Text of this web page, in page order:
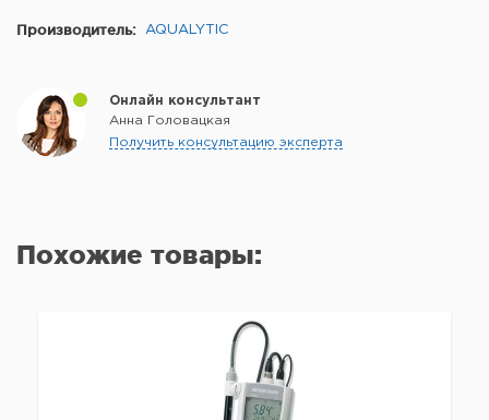
Производитель: AQUALYTIC
Онлайн консультант
Анна Головацкая
Получить консультацию эксперта
Похожие товары: